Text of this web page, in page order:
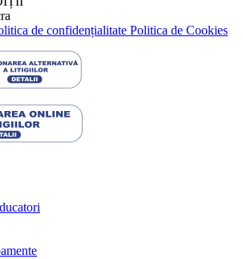
de confidențialitate Politica de Cookies